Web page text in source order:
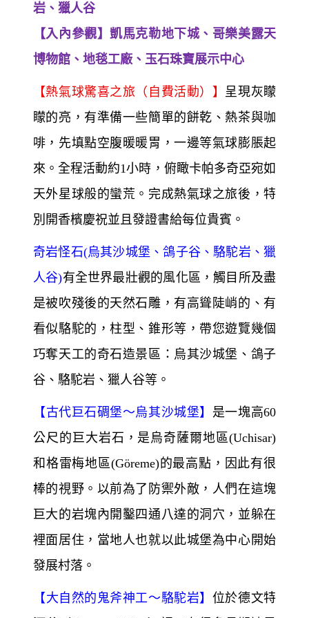
岩、獵人谷
【入內參觀】凱馬克勒地下城、哥樂美露天
博物館、地毯工廠、玉石珠寶展示中心
【熱氣球驚喜之旅（自費活動）】 呈現灰矇
矇的亮，有準備一些簡單的餅乾、熱茶與咖
啡，先填點空腹暖暖胃，一邊等氣球膨脹起
來。全程活動約1小時，俯瞰卡帕多奇亞宛如
天外星球般的蠻荒。完成熱氣球之旅後，特
別開香檳慶祝並且發證書給每位貴賓。
奇岩怪石(烏其沙城堡、鴿子谷、駱駝岩、獵
人谷)有全世界最壯觀的風化區，觸目所及盡
是被吹殘後的天然石雕，有高聳陡峭的、有
看似駱駝的，柱型、錐形等，帶您遊覽幾個
巧奪天工的奇石造景區：烏其沙城堡、鴿子
谷、駱駝岩、獵人谷等。
【古代巨石碉堡～烏其沙城堡】 是一塊高60
公尺的巨大岩石，是烏奇薩爾地區(Uchisar)
和格雷梅地區(Göreme)的最高點，因此有很
棒的視野。以前為了防禦外敵，人們在這塊
巨大的岩塊內開鑿四通八達的洞穴，並躲在
裡面居住，當地人也就以此城堡為中心開始
發展村落。
【大自然的鬼斧神工～駱駝岩】 位於德文特